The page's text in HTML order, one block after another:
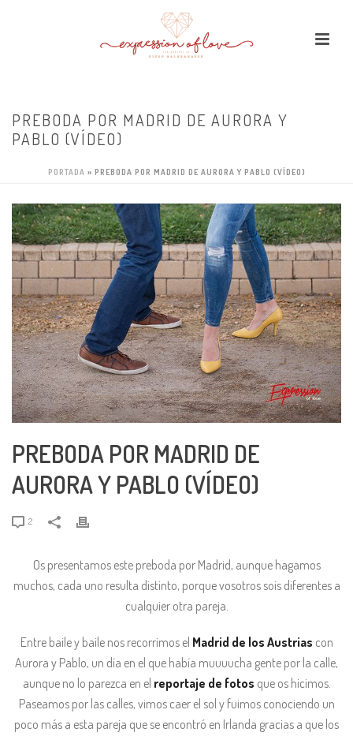
PREBODA POR MADRID DE AURORA Y
PABLO (VÍDEO)
PORTADA » PREBODA POR MADRID DE AURORA Y PABLO (VÍDEO)
PREBODA POR MADRID DE
AURORA Y PABLO (VÍDEO)
2
Os presentamos este preboda por Madrid, aunque hagamos
muchos, cada uno resulta distinto, porque vosotros sois diferentes a
cualquier otra pareja.
Entre baile y baile nos recorrimos el Madrid de los Austrias con
Aurora y Pablo, un día en el que había muuuucha gente por la calle,
aunque no lo parezca en el reportaje de fotos que os hicimos.
Paseamos por las calles, vimos caer el sol y fuimos conociendo un
poco más a esta pareja que se encontró en Irlanda gracias a que los